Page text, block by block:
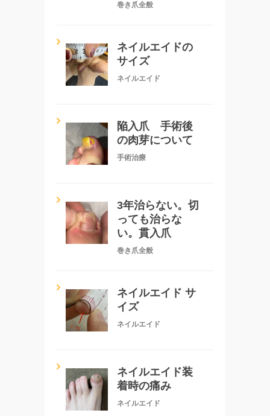
巻き爪全般
ネイルエイドの
サイズ
ネイルエイド
陥入爪 手術後
の肉芽について
手術治療
3年治らない。切
っても治らな
い。貫入爪
巻き爪全般
ネイルエイド サ
イズ
ネイルエイド
ネイルエイド装
着時の痛み
ネイルエイド